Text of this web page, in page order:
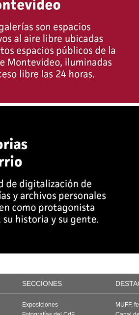
SECCIONES
Exposiciones
MUFF,